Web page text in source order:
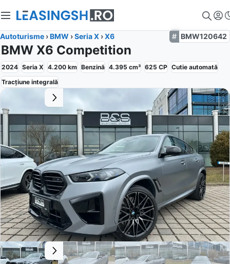
Autoturisme ›BMW ›Seria X ›X6 BMW120642
BMW X6 Competition
2024 Seria X 4.200 km Benzină 4.395 cm³ 625 CP Cutie automată
Tracțiune integrală